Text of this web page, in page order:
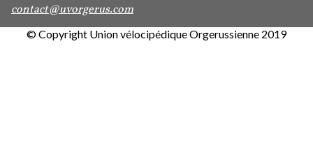
contact@uvorgerus.com
© Copyright Union vélocipédique Orgerussienne 2019